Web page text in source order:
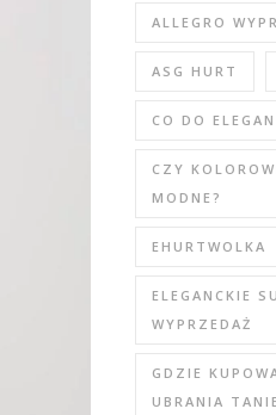
ALLEGRO
ASG HURT
CO DO
CZY
MODNE?
EHURTWOLKA
ELEGANCKIE
WYPRZEDAŻ
GDZIE
UBRANIA